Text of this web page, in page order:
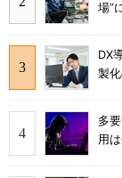
場”
DX
製
多
用